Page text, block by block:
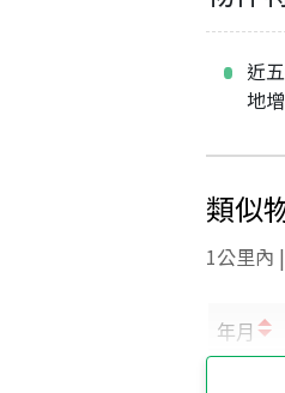
近
地
類似
1公里內